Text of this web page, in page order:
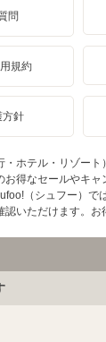
問
規約
方針
・ホテル・リゾー
お得なセールやキ
（シュフー）で
いただけます。お